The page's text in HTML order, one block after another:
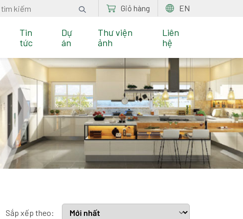
Giỏ hàng EN
Tin
tức
Dự
án
Thư viện
ảnh
Liên
hệ
Sắp xếp theo: